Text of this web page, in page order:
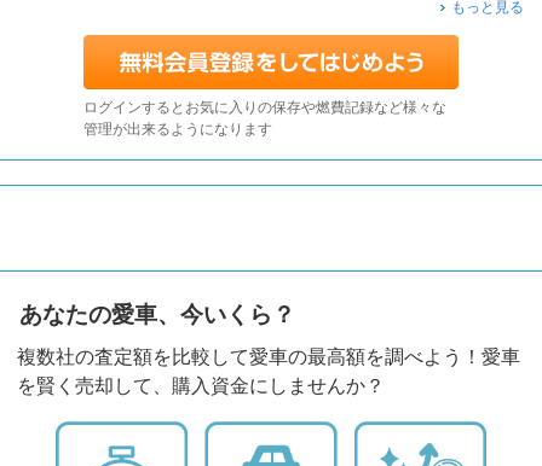
もっと見る
ログインするとお気に入りの保存や燃費記録など様々な
管理が出来るようになります
あなたの愛車、今いくら？
複数社の査定額を比較して愛車の最高額を調べよう！愛車
を賢く売却して、購入資金にしませんか？